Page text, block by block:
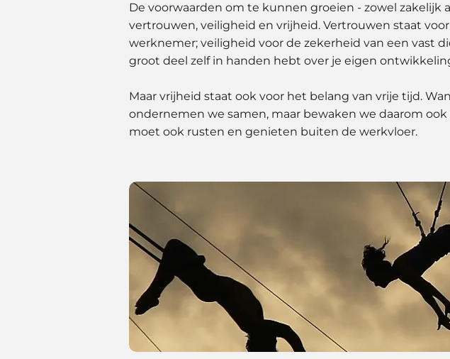
De voorwaarden om te kunnen groeien - zowel zakelijk
vertrouwen, veiligheid en vrijheid. Vertrouwen staat
werknemer; veiligheid voor de zekerheid van een vast
groot deel zelf in handen hebt over je eigen
Maar vrijheid staat ook voor het belang van vrije tijd.
ondernemen we samen, maar bewaken we daarom
moet ook rusten en genieten buiten de werkvloer.